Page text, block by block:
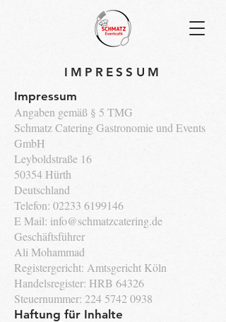
IMPRESSUM
Impressum
Angaben gemäß § 5 TMG
Schmatz Catering Gastronomie und Events
GmbH
Leyboldstraße 16
50354 Hürth
Deutschland
Telefon: 02233 6199146
E Mail: info@schmatzcatering.de
Geschäftsführer
Ali Mohammad
Registergericht: Amtsgericht Köln
Handelsregister: HRB 64326
Steuernummer: 224 5742 0938
Haftung für Inhalte